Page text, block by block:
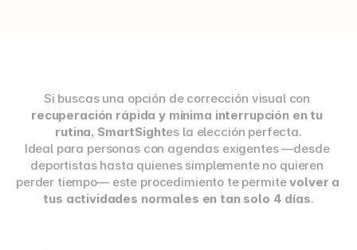
recuperación rápida y mínima interrupción en tu
rutina, SmartSightes la elección perfecta.
Ideal para personas con agendas exigentes —desde
deportistas hasta quienes simplemente no quieren
perder tiempo— este procedimiento te permite volver a
tus actividades normales en tan solo 4 días.